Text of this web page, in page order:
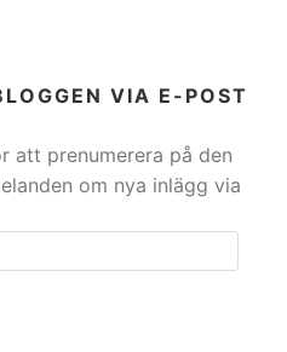
VIA E-POST
att prenumerera på den
om nya inlägg via